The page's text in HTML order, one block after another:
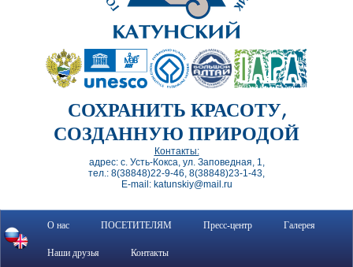
СОХРАНИТЬ КРАСОТУ,
СОЗДАННУЮ ПРИРОДОЙ
Контакты:
адрес: с. Усть-Кокса, ул. Заповедная, 1,
тел.: 8(38848)22-9-46, 8(38848)23-1-43,
E-mail: katunskiy@mail.ru
О нас ПОСЕТИТЕЛЯМ Пресс-центр Галерея
Наши друзья Контакты